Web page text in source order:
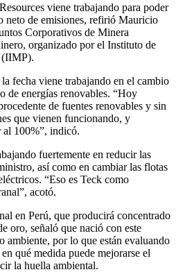
viene trabajando para poder
neto de emisiones, refirió Mauricio
Corporativos de Minera
organizado por el Instituto de
(IIMP).
fecha viene trabajando en el cambio
de energías renovables. “Hoy
de fuentes renovables y sin
que vienen funcionando, y
al 100%”, indicó.
fuertemente en reducir las
así como en cambiar las flotas
“Eso es Teck como
acotó.
en Perú, que producirá concentrado
oro, señaló que nació con este
ambiente, por lo que están evaluando
qué medida puede mejorarse el
la huella ambiental.